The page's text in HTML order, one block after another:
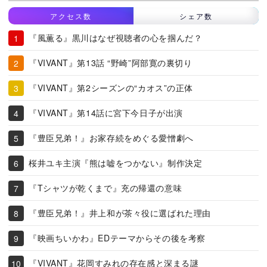
アクセス数 シェア数
『風薫る』黒川はなぜ視聴者の心を掴んだ？
『VIVANT』第13話 “野崎”阿部寛の裏切り
『VIVANT』第2シーズンの“カオス”の正体
『VIVANT』第14話に宮下今日子が出演
『豊臣兄弟！』お家存続をめぐる愛憎劇へ
桜井ユキ主演『熊は嘘をつかない』制作決定
『Tシャツが乾くまで』充の帰還の意味
『豊臣兄弟！』井上和が茶々役に選ばれた理由
『映画ちいかわ』EDテーマからその後を考察
『VIVANT』花岡すみれの存在感と深まる謎